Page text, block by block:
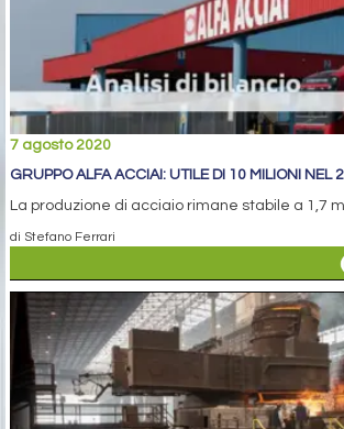
7 agosto 2020
GRUPPO ALFA ACCIAI: UTILE DI 10 MILIONI NEL
La produzione di acciaio rimane stabile a 1,7
di Stefano Ferrari